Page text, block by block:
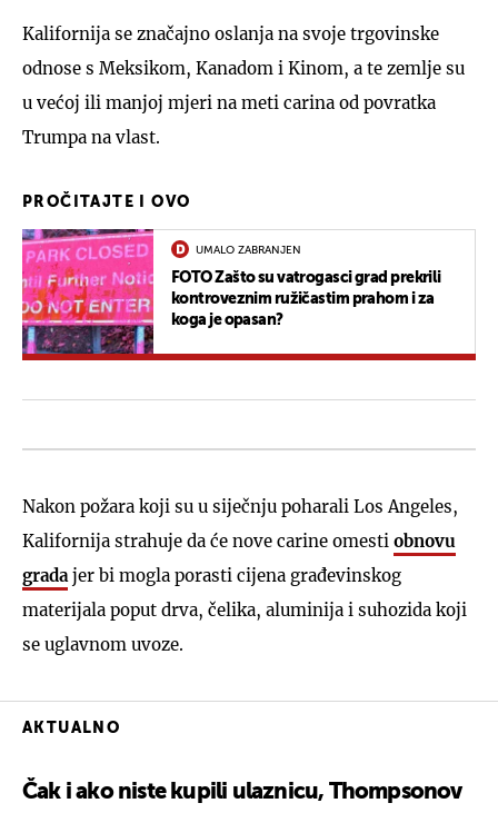
Kalifornija se značajno oslanja na svoje trgovinske
odnose s Meksikom, Kanadom i Kinom, a te zemlje su
u većoj ili manjoj mjeri na meti carina od povratka
Trumpa na vlast.
PROČITAJTE I OVO
UMALO ZABRANJEN
FOTO Zašto su vatrogasci grad prekrili
kontroveznim ružičastim prahom i za
koga je opasan?
Nakon požara koji su u siječnju poharali Los Angeles,
Kalifornija strahuje da će nove carine omesti obnovu
gradajer bi mogla porasti cijena građevinskog
materijala poput drva, čelika, aluminija i suhozida koji
se uglavnom uvoze.
AKTUALNO
Čak i ako niste kupili ulaznicu, Thompsonov